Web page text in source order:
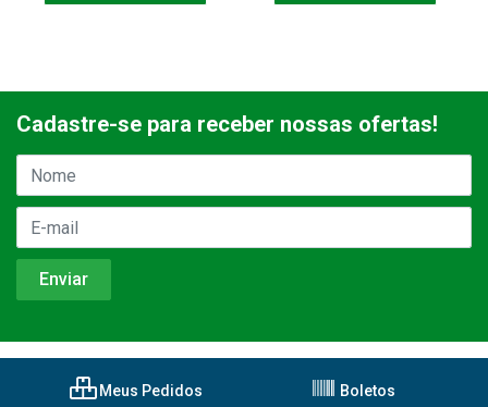
Cadastre-se para receber nossas ofertas!
Meus Pedidos Boletos